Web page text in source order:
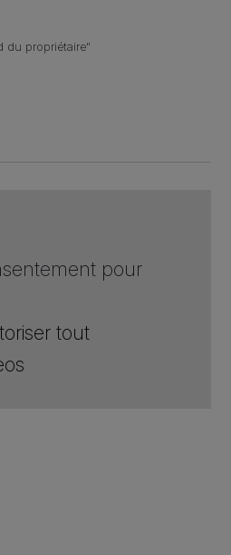
du propriétaire"
pour
tout